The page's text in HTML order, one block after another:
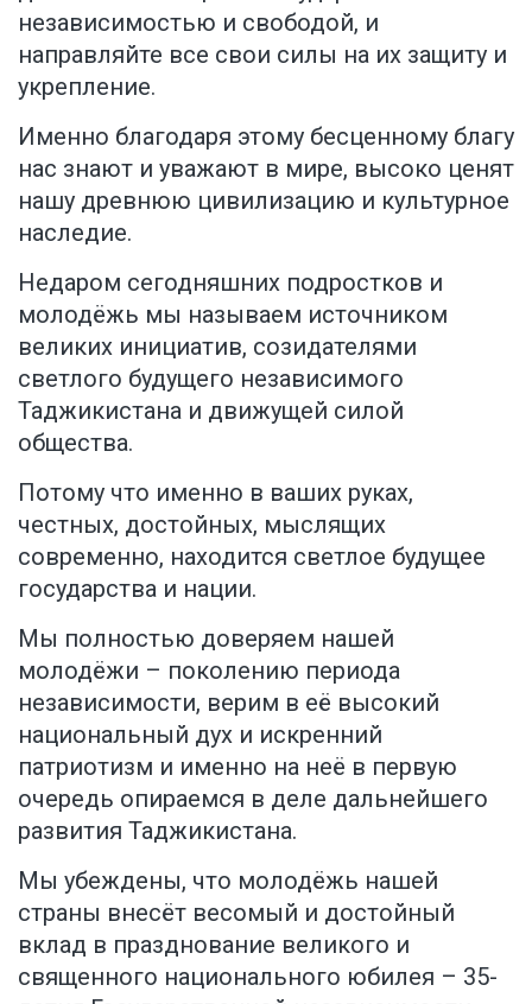
независимостью и свободой, и
направляйте все свои силы на их защиту и
укрепление.
Именно благодаря этому бесценному благу
нас знают и уважают в мире, высоко ценят
нашу древнюю цивилизацию и культурное
наследие.
Недаром сегодняшних подростков и
молодёжь мы называем источником
великих инициатив, созидателями
светлого будущего независимого
Таджикистана и движущей силой
общества.
Потому что именно в ваших руках,
честных, достойных, мыслящих
современно, находится светлое будущее
государства и нации.
Мы полностью доверяем нашей
молодёжи – поколению периода
независимости, верим в её высокий
национальный дух и искренний
патриотизм и именно на неё в первую
очередь опираемся в деле дальнейшего
развития Таджикистана.
Мы убеждены, что молодёжь нашей
страны внесёт весомый и достойный
вклад в празднование великого и
священного национального юбилея – 35-